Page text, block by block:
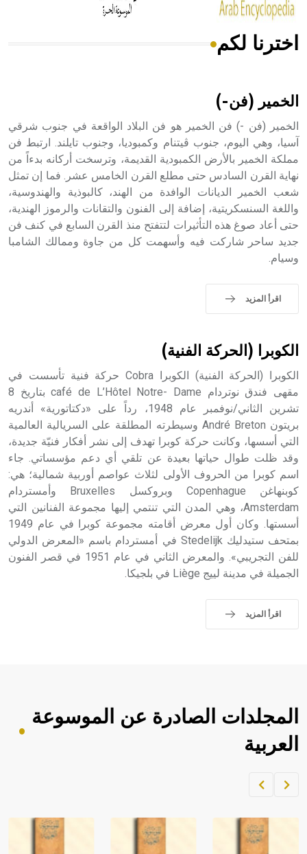
هل تعلم أن الأبسيد كلمة فرنسية اللفظ تم اعتمادها مصطلحاً
- هل تعلم أن أبجر Abgar اسم معروف جيداً يعود إلى عدد من
الملوك الذين حكموا مدينة إديسا (الرها) من أبجر الأول وحتى
التاسع، وهم ينتسبون إلى أسرة أوسروين
حيث تقتصر القيمة الصوتية للعلامة الك
اخترنا لكم
الخمير (فن-)
الخمير (فن -) فن الخمير هو فن البلاد الواقعة في جنوب شرقي
آسيا، وهي اليوم، جنوب ڤيتنام وكمبوديا، وجنوب تايلند. ارتبط فن
مملكة الخمير بالأرض الكمبودية القديمة، وترسخت أركانه بدءاً من
نهاية القرن السادس حتى مطلع القرن الخامس عشر. فما إن تمثل
شعب الخمير الديانات الوافدة من الهند، كالبوذية والهندوسية،
واللغة السنسكريتية، إضافة إلى الفنون والتقانات والرموز الهندية،
حتى أعاد صوغ هذه التأثيرات لتتفتح منذ القرن السابع في كنف فن
جديد ساحر شاركت فيه وأسهمت كل من جاوة وممالك الشامبا
وسيام.
اقرأ المزيد
الكوبرا (الحركة الفنية)
الكوبرا (الحركة الفنية) الكوبرا Cobra حركة فنية تأسست في
مقهى فندق نوتردام café de L’Hôtel Notre- Dame بتاريخ 8
تشرين الثاني/نوفمبر عام 1948، رداً على «دكتاتورية» أندريه
بريتون André Breton وسيطرته المطلقة على السريالية العالمية
التي أسسها، وكانت حركة كوبرا تهدف إلى نشر أفكار فنيّة جديدة،
وقد ظلت طوال حياتها بعيدة عن تلقي أي دعم مؤسساتي. جاء
اسم كوبرا من الحروف الأولى لثلاث عواصم أوربية شمالية؛ هي:
كوبنهاغن Copenhague وبروكسل Bruxelles وأمستردام
Amsterdam، وهي المدن التي تنتمي إليها مجموعة الفنانين التي
أسستها. وكان أول معرض أقامته مجموعة كوبرا في عام 1949
بمتحف ستيدليك Stedelijk في أمستردام باسم «المعرض الدولي
للفن التجريبي». والمعرض الثاني في عام 1951 في قصر الفنون
الجميلة في مدينة لييج Liège في بلجيكا.
اقرأ المزيد
المجلدات الصادرة عن الموسوعة
العربية